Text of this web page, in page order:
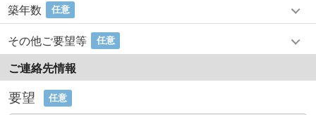
築年数 任意
その他ご要望等 任意
ご連絡先情報
要望 任意